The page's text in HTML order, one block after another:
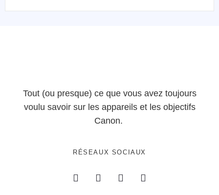
Tout (ou presque) ce que vous avez toujours
voulu savoir sur les appareils et les objectifs
Canon.
RÉSEAUX SOCIAUX